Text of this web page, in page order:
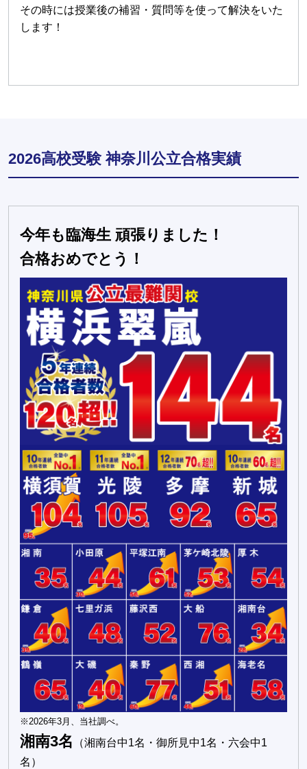
その時には授業後の補習・質問等を使って解決をいた
します！
2026高校受験 神奈川公立合格実績
今年も臨海生 頑張りました！
合格おめでとう！
※2026年3月、当社調べ。
湘南3名
（湘南台中1名・御所見中1名・六会中1
名）